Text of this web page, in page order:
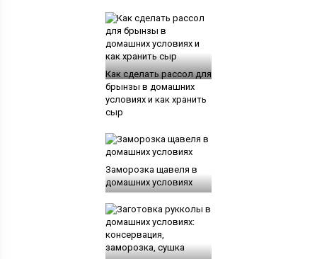
Как сделать рассол для
брынзы в домашних
условиях и как хранить
сыр
Заморозка щавеля в
домашних условиях